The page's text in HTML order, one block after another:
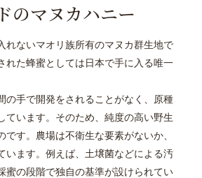
のマヌカハニー
れないマオリ族所有のマヌカ群生地で
れた蜂蜜としては日本で手に入る唯一
の手で開発をされることがなく、原種
ています。そのため、純度の高い野生
です。農場は不衛生な要素がないか、
います。例えば、土壌菌などによる汚
蜜の段階で独自の基準が設けられてい